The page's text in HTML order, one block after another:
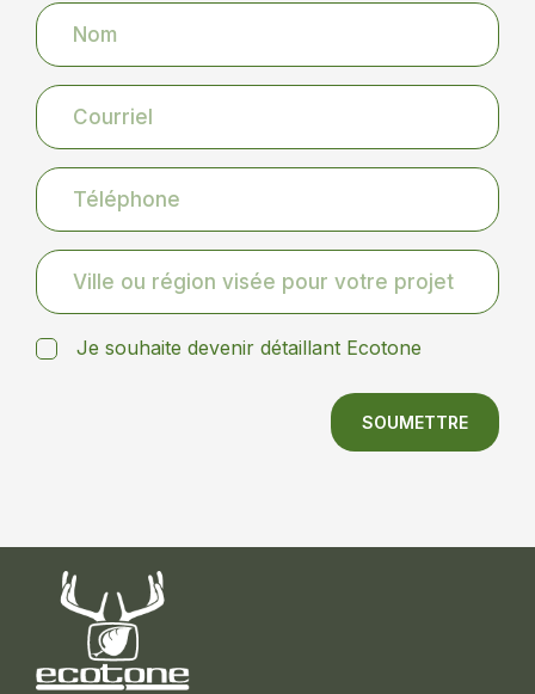
Je souhaite devenir détaillant Ecotone
SOUMETTRE